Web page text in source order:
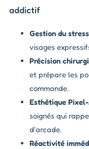
addictif
Gestion du
visages
Précision
et prépare les
commande.
Esthétique
soignés qui
d'arcade.
Réactivité